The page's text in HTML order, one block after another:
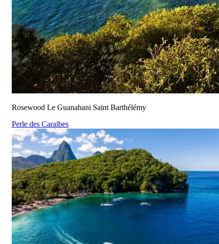
Rosewood Le Guanahani Saint Barthélémy
Perle des Caraïbes